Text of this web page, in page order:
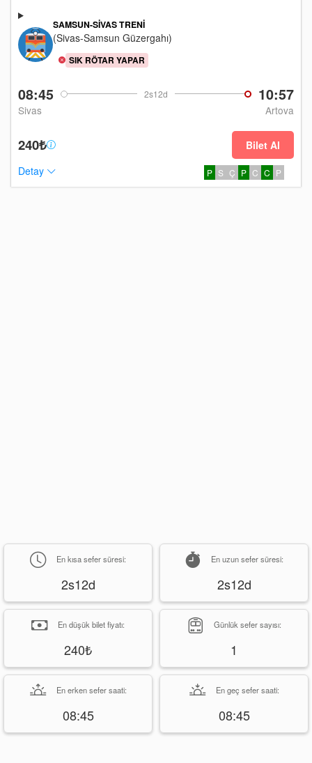
08:45 2s12d 10:57
Sivas Artova
SAMSUN-SIVAS TRENI
(Sivas-Samsun Güzergahı)
SIK RÖTAR YAPAR
240₺
Bilet Al
Detay
P S Ç P C C P
En kısa sefer süresi:
2s12d
En uzun sefer süresi:
2s12d
En düşük bilet fiyatı:
240₺
Günlük sefer sayısı:
1
En erken sefer saati:
08:45
En geç sefer saati:
08:45